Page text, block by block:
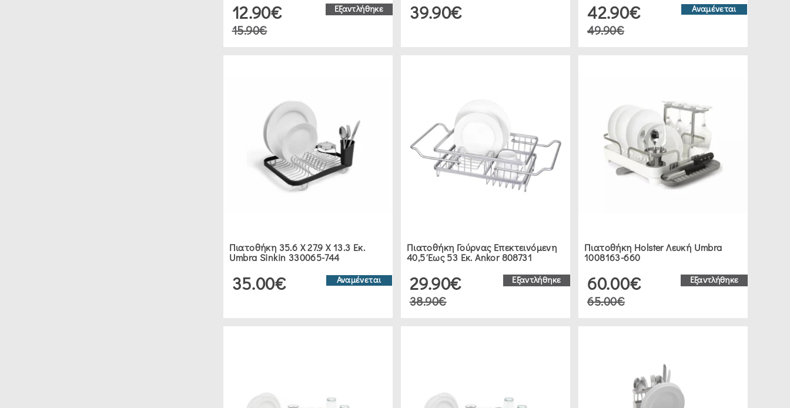
12.90€
15.90€
Εξαντλήθηκε 39.90€ 42.90€
49.90€
Αναμένεται
Πιατοθήκη 35.6 Χ 27.9 Χ 13.3 Εκ.
Umbra Sinkin 330065-744
35.00€ Αναμένεται
Πιατοθήκη Γούρνας Επεκτεινόμενη
40,5 Έως 53 Εκ. Ankor 808731
29.90€
38.90€
Εξαντλήθηκε
Πιατοθήκη Holster Λευκή Umbra
1008163-660
60.00€
65.00€
Εξαντλήθηκε